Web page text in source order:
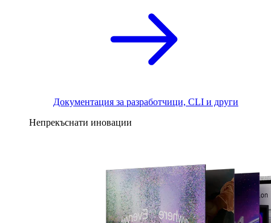
Документация за разработчици, CLI и други
Непрекъснати иновации